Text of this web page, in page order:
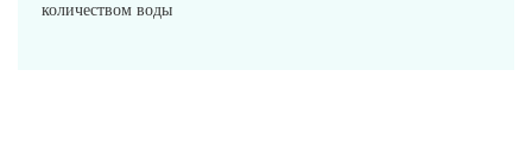
количеством воды